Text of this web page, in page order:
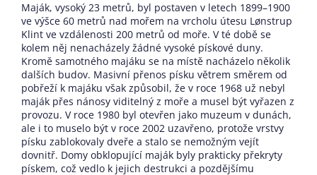
Maják, vysoký 23 metrů, byl postaven v letech 1899–1900
ve výšce 60 metrů nad mořem na vrcholu útesu Lønstrup
Klint ve vzdálenosti 200 metrů od moře. V té době se
kolem něj nenacházely žádné vysoké pískové duny.
Kromě samotného majáku se na místě nacházelo několik
dalších budov. Masivní přenos písku větrem směrem od
pobřeží k majáku však způsobil, že v roce 1968 už nebyl
maják přes nánosy viditelný z moře a musel být vyřazen z
provozu. V roce 1980 byl otevřen jako muzeum v dunách,
ale i to muselo být v roce 2002 uzavřeno, protože vrstvy
písku zablokovaly dveře a stalo se nemožným vejít
dovnitř. Domy obklopující maják byly prakticky překryty
pískem, což vedlo k jejich destrukci a pozdějšímu